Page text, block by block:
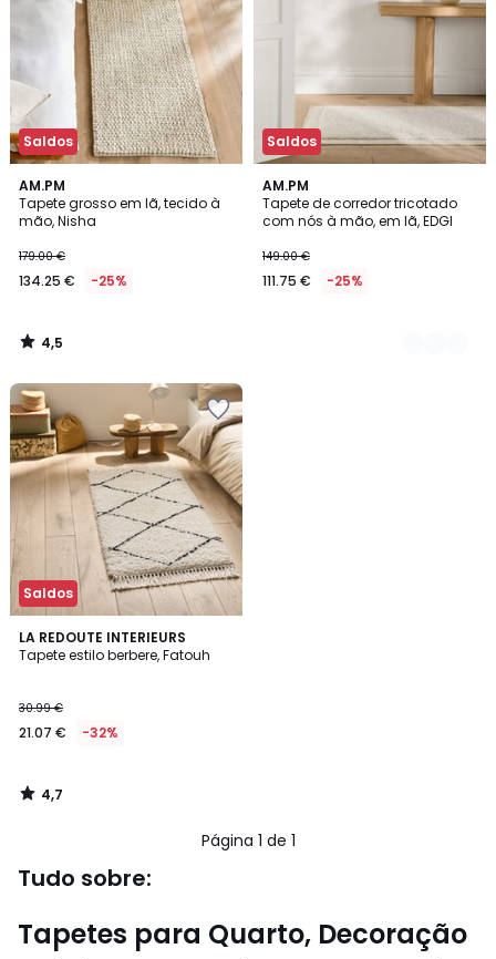
Saldos
AM.PM
Tapete grosso em lã, tecido à
mão, Nisha
179.00 €
134.25 € -25%
4,5
/ 5
4,5
/
Saldos
AM.PM
Tapete de corredor tricotado
com nós à mão, em lã, EDGI
149.00 €
111.75 € -25%
2
Cores
Saldos
LA REDOUTE INTERIEURS
Tapete estilo berbere, Fatouh
30.99 €
21.07 € -32%
4,7
/ 5
4,7
/
Página 1 de 1
Tudo sobre:
Tapetes para Quarto, Decoração